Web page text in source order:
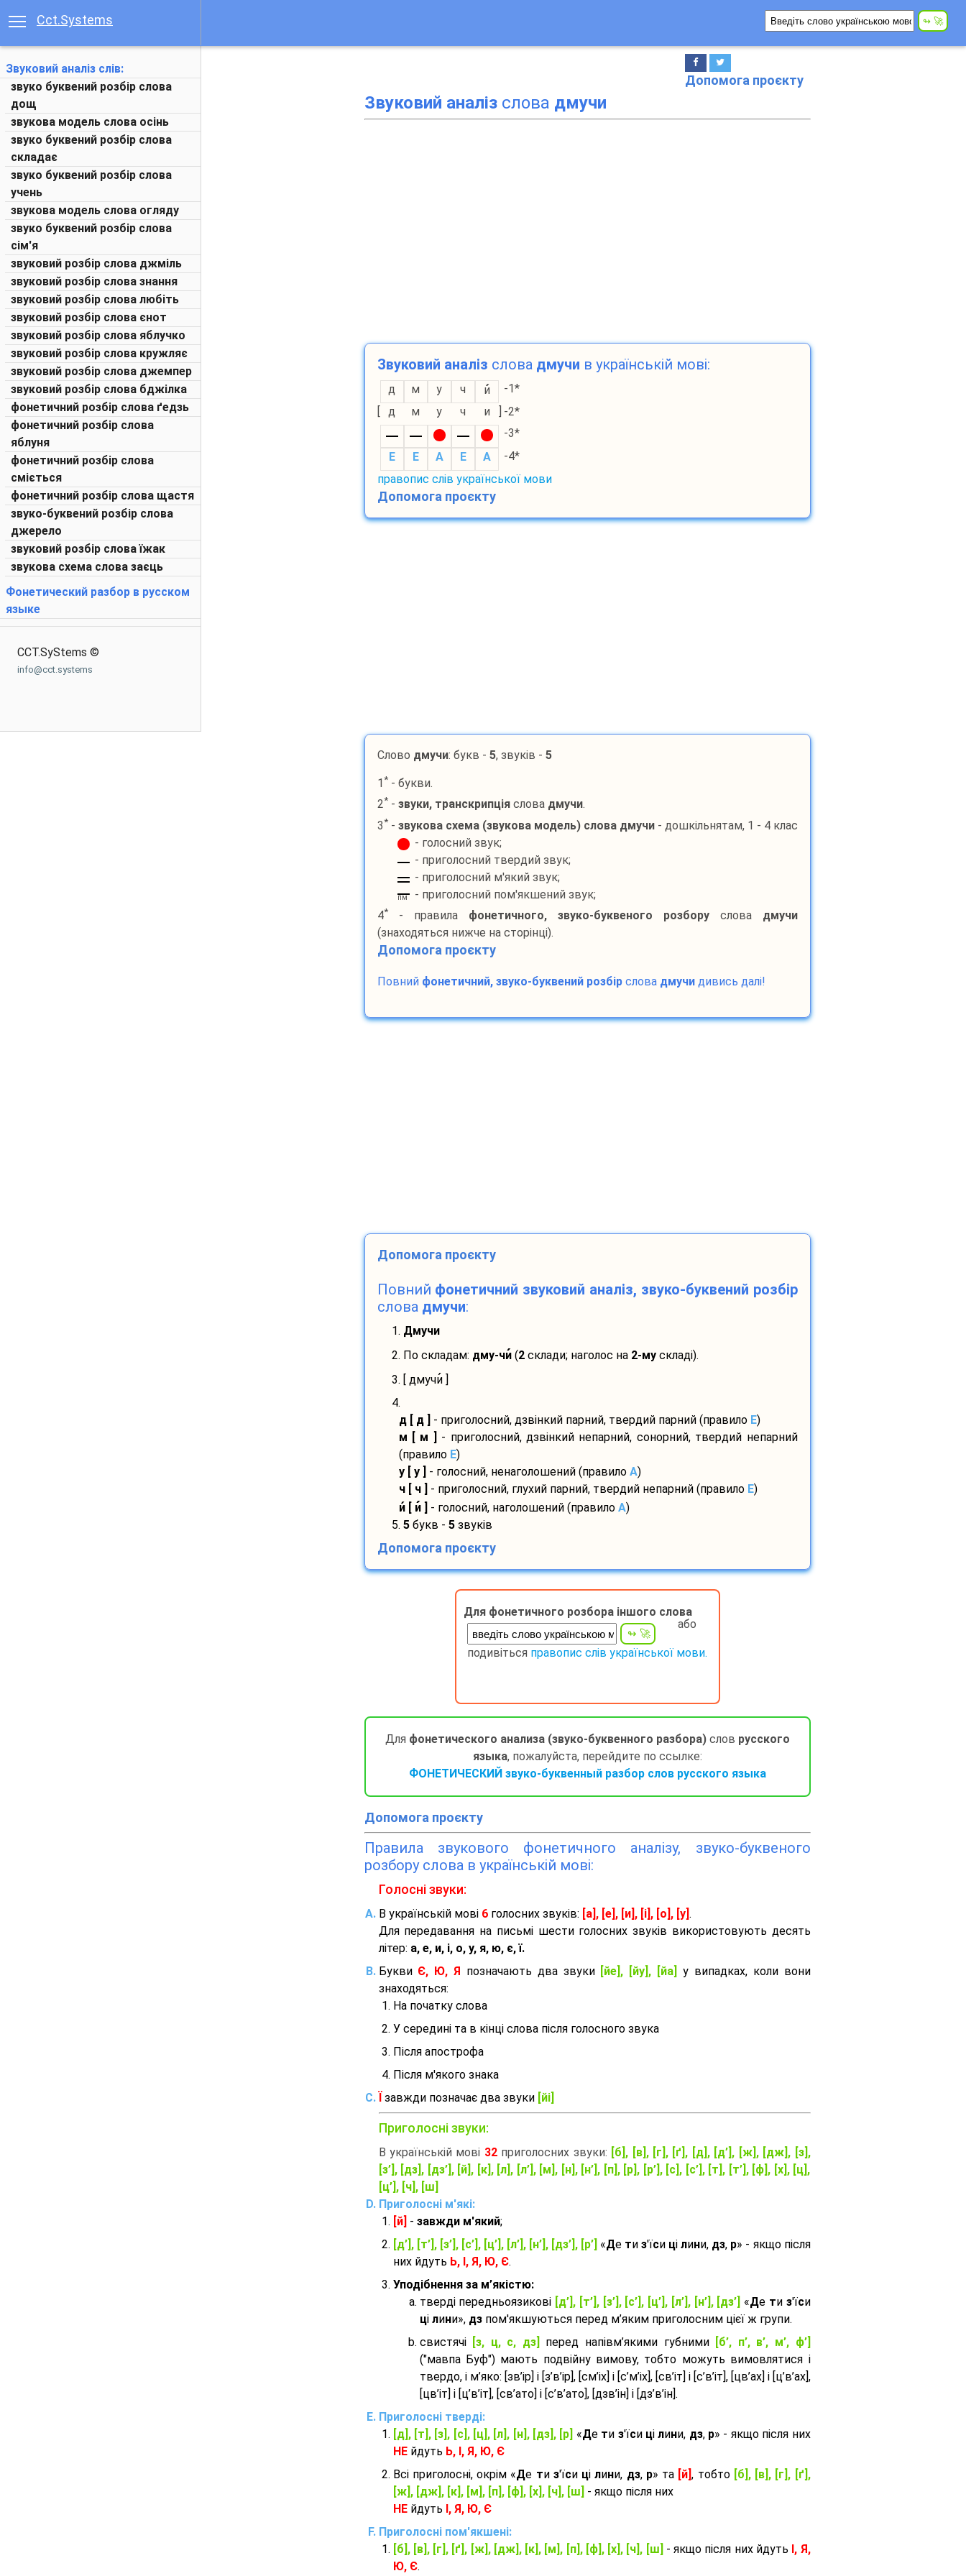
Cct.Systems
Звуковий аналіз слів:
звуко буквений розбір слова
дощ
звукова модель слова осінь
звуко буквений розбір слова
складає
звуко буквений розбір слова
учень
звукова модель слова огляду
звуко буквений розбір слова
сім'я
звуковий розбір слова джміль
звуковий розбір слова знання
звуковий розбір слова любіть
звуковий розбір слова єнот
звуковий розбір слова яблучко
звуковий розбір слова кружляє
звуковий розбір слова джемпер
звуковий розбір слова бджілка
фонетичний розбір слова ґедзь
фонетичний розбір слова
яблуня
фонетичний розбір слова
сміється
фонетичний розбір слова щастя
звуко-буквений розбір слова
джерело
звуковий розбір слова їжак
звукова схема слова заєць
Фонетический разбор в русском
языке
CCT.SyStems ©
info@cct.systems
Допомога проєкту
Звуковий аналізслова дмучи
Звуковий аналіз слова дмучи в українській мові:
д м у ч и
-1*
[
д м у ч и ] -2*
-3*
E
E A E A
-4*
правопис слів української мови
Допомога проєкту
Слово дмучи: букв - 5, звуків - 5
1 *- букви.
2*- звуки, транскрипціяслова дмучи.
3*- звукова схема (звукова модель) слова дмучи- дошкільнятам, 1 - 4 клас
- голосний звук;
- приголосний твердий звук;
- приголосний м'який звук;
пм
- приголосний пом'якшений звук;
4*- правила фонетичного, звуко-буквеного розборуслова дмучи
(знаходяться нижче на сторінці).
Допомога проєкту
Повний фонетичний, звуко-буквений розбірслова дмучидивись далі!
Допомога проєкту
Повний фонетичний звуковий аналіз, звуко-буквений розбір
слова дмучи:
1. Дмучи
2. По складам: дму-чи(2склади; наголос на 2-мускладі).
3. [ дмучи]
4.
д [ д ]
- приголосний, дзвінкий парний, твердий парний (правило E)
м [ м ]
- приголосний, дзвінкий непарний, сонорний, твердий непарний
(правило E)
у [ у ]
- голосний, ненаголошений (правило A)
ч [ ч ]
- приголосний, глухий парний, твердий непарний (правило E)
и[ и] - голосний, наголошений (правило A)
5. 5букв - 5звуків
Допомога проєкту
Для фонетичного розбора іншого слова
або
подивіться правопис слів української мови.
Для фонетического анализа (звуко-буквенного разбора)слов русского
языка, пожалуйста, перейдите по ссылке:
ФОНЕТИЧЕСКИЙ звуко-буквенный разбор слов русского языка
Допомога проєкту
Правила звукового фонетичного аналізу, звуко-буквеного
розбору слова в українській мові:
Голосні звуки:
В українській мові 6голосних звуків: [а], [е], [и], [і], [о], [у] .
Для передавання на письмі шести голосних звуків використовують десять
літер: а, е, и, і, о, у, я, ю, є, ї.
Букви Є, Ю, Я позначають два звуки [йе], [йу], [йа]
у випадках, коли вони
знаходяться:
На початку слова
У середині та в кінці слова після голосного звука
Після апострофа
Після м'якого знака
завжди позначає два звуки [йі]
Приголосні звуки:
В українській мові 32приголосних звуки:
[б], [в], [г], [ґ], [д], [д’], [ж], [дж], [з],
[з’], [дз], [дз’], [й], [к], [л], [л’], [м], [н], [н’], [п], [р], [р’], [с], [с’], [т], [т’], [ф], [х], [ц],
[ц’], [ч], [ш]
Приголосні м'які:
[й] - завжди м'який;
[д’], [т’], [з’], [с’], [ц’], [л’], [н’], [дз’], [р’] «Де тиз'їси цілини, дз, р» - якщо після
них йдуть Ь, І, Я, Ю, Є.
Уподібнення за м’якістю:
тверді передньоязикові [д’], [т’], [з’], [с’], [ц’], [л’], [н’], [дз’] «Де ти з'їси
ці лини», дзпом'якшуються перед м’яким приголосним цієї ж групи.
cвистячі
[з, ц, с, дз] перед напівм’якими губними
[б’, п’, в’, м’, ф’]
("мавпа Буф") мають подвійну вимову, тобто можуть вимовлятися і
твердо, і м’яко: [зв’ір] і [з’в’ір], [см’іх] і [с’м’іх], [св’іт] і [с’в’іт], [цв’ах] і [ц’в’ах],
[цв’іт] і [ц’в’іт], [св’ато] і [с’в’ато], [дзв’iн] і [дз’в’iн].
Приголосні тверді:
[д], [т], [з], [с], [ц], [л], [н], [дз], [р] «Де ти з'їси цілини, дз, р» - якщо після них
НЕйдуть Ь, І, Я, Ю, Є
Всі приголосні, окрім «Де ти з'їси цілини, дз, р» та [й], тобто [б], [в], [г], [ґ],
[ж], [дж], [к], [м], [п], [ф], [х], [ч], [ш] - якщо після них
НЕйдуть І, Я, Ю, Є
Приголосні пом'якшені:
[б], [в], [г], [ґ], [ж], [дж], [к], [м], [п], [ф], [х], [ч], [ш] - якщо після них йдуть І, Я,
Ю, Є.